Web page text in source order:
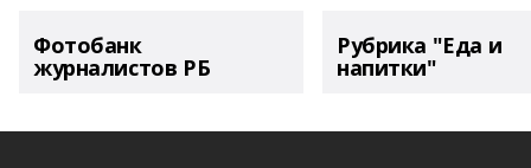
Фотобанк
журналистов РБ
Рубрика "Еда и
напитки"